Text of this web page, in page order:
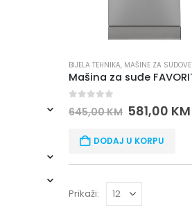
BIJELA TEHNIKA, MAŠINE ZA SUDOVE
645,00KM 581,00 KM
DODAJ U KORPU
Prikaži: